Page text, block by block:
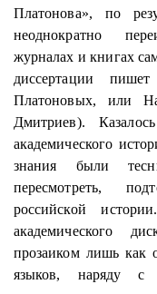
Платонова», по
неоднократно
журналах и книгах
диссертации
Платоновых, или
Дмитриев).
академического
знания были
пересмотреть,
российской
академического
прозаиком лишь как
языков, наряду с